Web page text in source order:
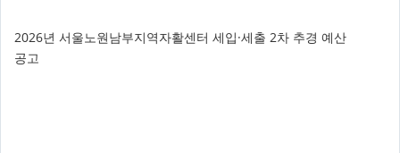
2026년 서울노원남부지역자활센터 세입·세출 2차 추경 예산
공고